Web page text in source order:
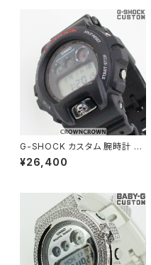
G-SHOCK カスタム 腕時計 D
W-6900-1V DW6900-086
¥26,400